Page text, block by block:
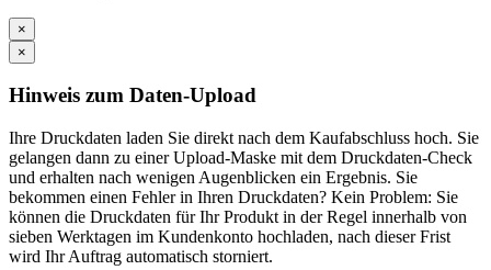
×
×
Hinweis zum Daten-Upload
Ihre Druckdaten laden Sie direkt nach dem Kaufabschluss hoch. Sie
gelangen dann zu einer Upload-Maske mit dem Druckdaten-Check
und erhalten nach wenigen Augenblicken ein Ergebnis. Sie
bekommen einen Fehler in Ihren Druckdaten? Kein Problem: Sie
können die Druckdaten für Ihr Produkt in der Regel innerhalb von
sieben Werktagen im Kundenkonto hochladen, nach dieser Frist
wird Ihr Auftrag automatisch storniert.